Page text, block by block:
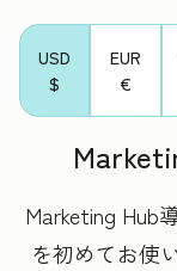
USD
$
EUR
€
Marketing Hub
を初めてお使